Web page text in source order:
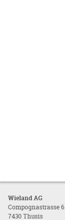
Wieland AG
Compognastrasse 6
7430 Thusis